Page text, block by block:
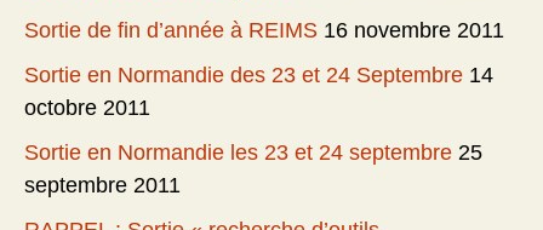
Sortie de fin d’année à REIMS 16 novembre 2011
Sortie en Normandie des 23 et 24 Septembre 14
octobre 2011
Sortie en Normandie les 23 et 24 septembre 25
septembre 2011